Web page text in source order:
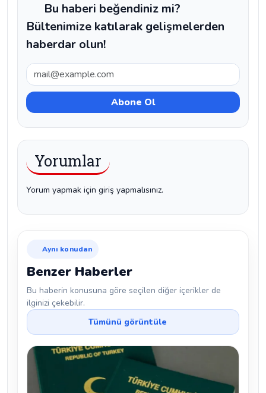
Bu haberi beğendiniz mi?
Bültenimize katılarak gelişmelerden
haberdar olun!
Yorumlar
Yorum yapmak için giriş yapmalısınız.
Aynı konudan
Benzer Haberler
Bu haberin konusuna göre seçilen diğer içerikler de
ilginizi çekebilir.
Tümünü görüntüle